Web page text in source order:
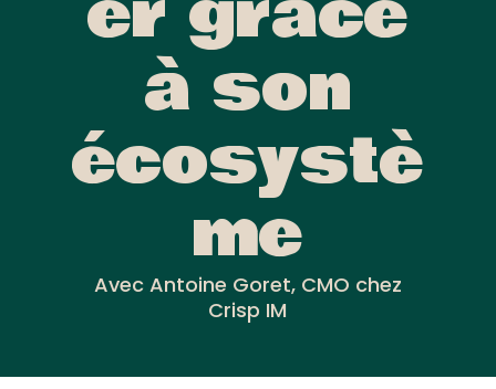
à son
écosystè
me
Avec Antoine Goret, CMO chez
Crisp IM